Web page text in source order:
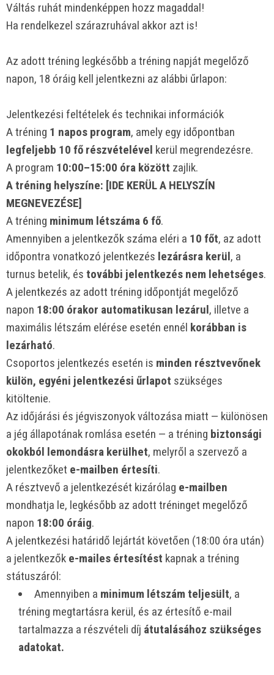
Váltás ruhát mindenképpen hozz magaddal!
Ha rendelkezel szárazruhával akkor azt is!
Az adott tréning legkésőbb a tréning napját megelőző
napon, 18 óráig kell jelentkezni az alábbi űrlapon:
Jelentkezési feltételek és technikai információk
A tréning 1 napos program, amely egy időpontban
legfeljebb 10 fő részvételével kerül megrendezésre.
A program 10:00–15:00 óra között zajlik.
A tréning helyszíne: [IDE KERÜL A HELYSZÍN
MEGNEVEZÉSE]
A tréning minimum létszáma 6 fő.
Amennyiben a jelentkezők száma eléri a 10 főt, az adott
időpontra vonatkozó jelentkezés lezárásra kerül, a
turnus betelik, és további jelentkezés nem lehetséges.
A jelentkezés az adott tréning időpontját megelőző
napon 18:00 órakor automatikusan lezárul, illetve a
maximális létszám elérése esetén ennél korábban is
lezárható.
Csoportos jelentkezés esetén is minden résztvevőnek
külön, egyéni jelentkezési űrlapot szükséges
kitöltenie.
Az időjárási és jégviszonyok változása miatt — különösen
a jég állapotának romlása esetén — a tréning biztonsági
okokból lemondásra kerülhet, melyről a szervező a
jelentkezőket e-mailben értesíti.
A résztvevő a jelentkezését kizárólag e-mailben
mondhatja le, legkésőbb az adott tréninget megelőző
napon 18:00 óráig.
A jelentkezési határidő lejártát követően (18:00 óra után)
a jelentkezők e-mailes értesítést kapnak a tréning
státuszáról:
Amennyiben a minimum létszám teljesült, a
tréning megtartásra kerül, és az értesítő e-mail
tartalmazza a részvételi díj átutalásához szükséges
adatokat.